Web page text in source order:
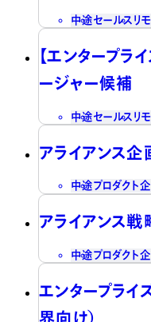
中途セールス リ
【エンタープラ
ージャー候補
中途セールス リ
アライアンス企
中途プロダクト
アライアンス戦
中途プロダクト
エンタープライ
界向け）